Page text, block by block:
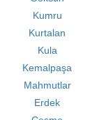
Kumru
Kurtalan
Kula
Kemalpaşa
Mahmutlar
Erdek